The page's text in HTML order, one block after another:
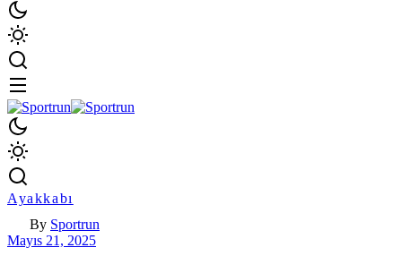
Ayakkabı
By Sportrun
Mayıs 21, 2025